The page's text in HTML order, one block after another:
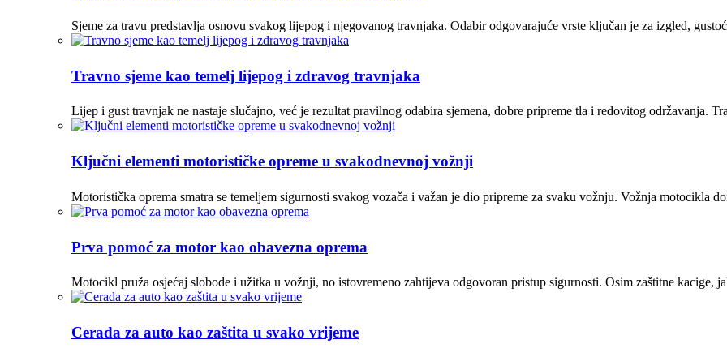
Sjeme za travu predstavlja osnovu svakog lijepog i njegovanog travnjaka. Odabir odgovarajuće vrste ključan je za izgled,
Travno sjeme kao temelj lijepog i zdravog travnjaka
Lijep i gust travnjak ne nastaje slučajno, već je rezultat pravilnog odabira sjemena, dobre pripreme tla i redovitog održavanja.
Ključni elementi motorističke opreme u svakodnevnoj vožnji
Motoristička oprema smatra se temeljem sigurnosti svakog vozača i važan je dio pripreme za svaku vožnju. Vožnja motocikla
Prva pomoć za motor kao obavezna oprema
Motocikl pruža osjećaj slobode i užitka u vožnji, no istovremeno zahtijeva odgovoran pristup sigurnosti. Osim zaštitne
Cerada za auto kao zaštita u svako vrijeme